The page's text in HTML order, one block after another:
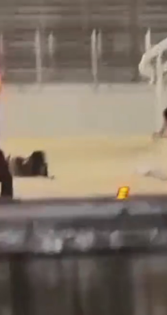
父親節泡湯了！白海豚海
道瓊再創新高！SpaceX「
70歲姜厚任駁酸民謾罵！